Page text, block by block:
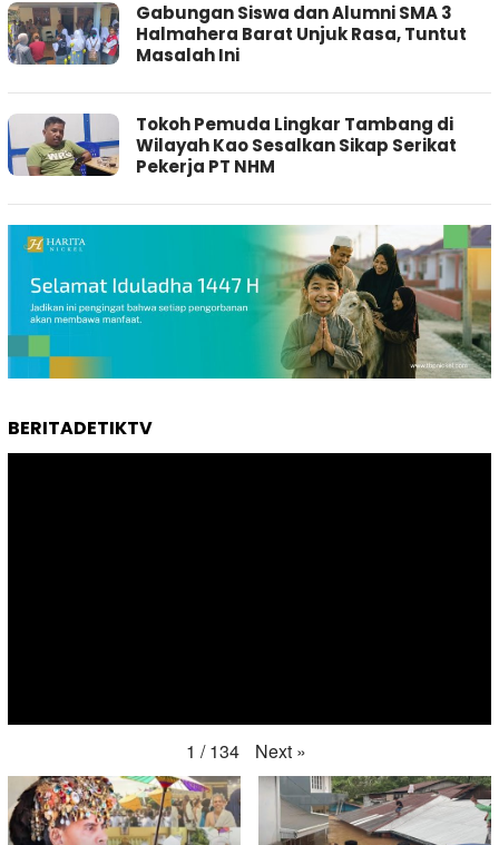
Gabungan Siswa dan Alumni SMA 3
Halmahera Barat Unjuk Rasa, Tuntut
Masalah Ini
Tokoh Pemuda Lingkar Tambang di
Wilayah Kao Sesalkan Sikap Serikat
Pekerja PT NHM
BERITADETIKTV
1 / 134 Next »